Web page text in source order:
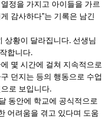
정을 가지고 아이들을 가르
감사하다”는 기록은 남긴
상황이 달라집니다. 선생님
합니다.
몇 시간에 걸쳐 지속적으로
던지는 등의 행동으로 수업
로 보입니다.
동안에 학교에 공식적으로
어려움을 겪고 있다며 도움